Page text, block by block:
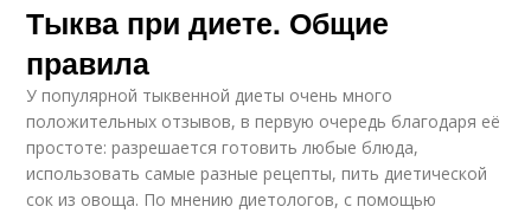
Тыква при диете. Общие
правила
У популярной тыквенной диеты очень много
положительных отзывов, в первую очередь благодаря её
простоте: разрешается готовить любые блюда,
использовать самые разные рецепты, пить диетической
сок из овоща. По мнению диетологов, с помощью